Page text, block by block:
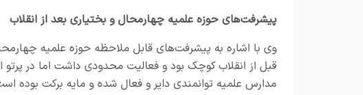
پیشرفت‌های حوزه علمیه چهارمحال و بختیاری بعد از انقلاب
وی با اشاره به پیشرفت‌های قابل ملاحظه حوزه علمیه
قبل از انقلاب کوچک بود و فعالیت محدودی داشت اما در
مدارس علمیه توانمندی دایر و فعال شده و مایه برکت بوده